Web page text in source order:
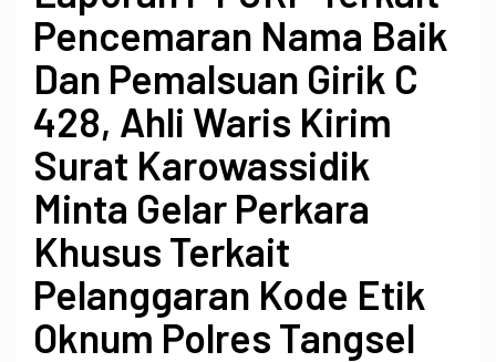
Pencemaran Nama Baik
Dan Pemalsuan Girik C
428, Ahli Waris Kirim
Surat Karowassidik
Minta Gelar Perkara
Khusus Terkait
Pelanggaran Kode Etik
Oknum Polres Tangsel